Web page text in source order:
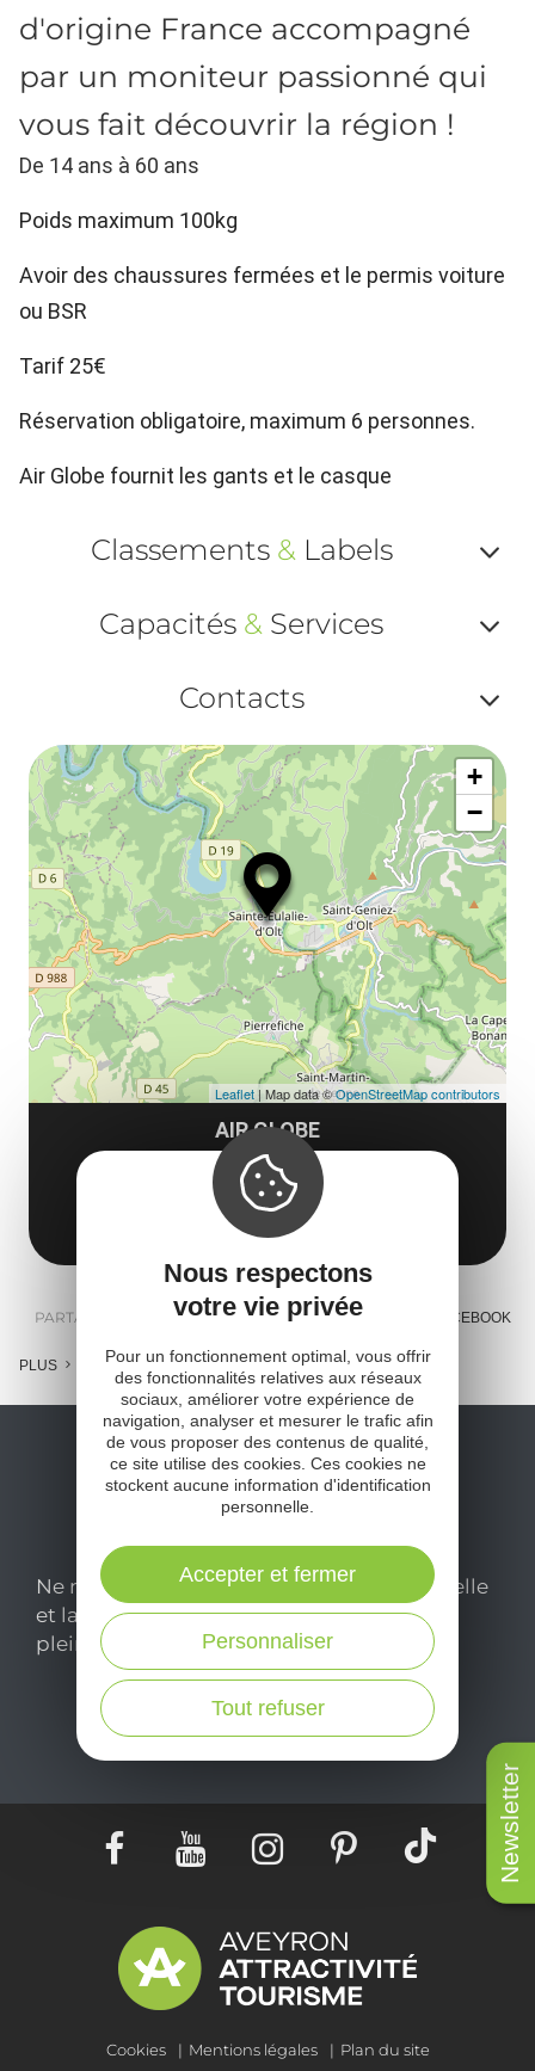
Newsletter
d'origine France accompagné
par un moniteur passionné qui
vous fait découvrir la région !
De 14 ans à 60 ans
Poids maximum 100kg
Avoir des chaussures fermées et le permis voiture
ou BSR
Tarif 25€
Réservation obligatoire, maximum 6 personnes.
Air Globe fournit les gants et le casque
Classements &Labels
ou
Capacités & Services
ou
Contacts
ou
AIR GLOBE
12130 Sainte-Eulalie-d'Olt
Obtenir l'itinéraire
+
−
Leaflet | Map data ©OpenStreetMap contributors
PARTAGER : E-MAIL MESSENGER FACEBOOK
PLUS
Ne manquez pas notre newsletter mensuelle
et laissez-vous inspirer pour profiter
pleinement de votre séjour en Aveyron.
Je m'abonne ici
Cookies Mentions légales Plan du site
Nous respectons
votre vie privée
Pour un fonctionnement optimal, vous offrir
des fonctionnalités relatives aux réseaux
sociaux, améliorer votre expérience de
navigation, analyser et mesurer le trafic afin
de vous proposer des contenus de qualité,
ce site utilise des cookies. Ces cookies ne
stockent aucune information d'identification
personnelle.
Tout refuser
Personnaliser
Accepter et fermer